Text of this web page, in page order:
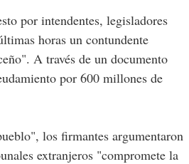
horas un contundente
A través de un documento
por 600 millones de
los firmantes argumentaron
extranjeros "compromete la